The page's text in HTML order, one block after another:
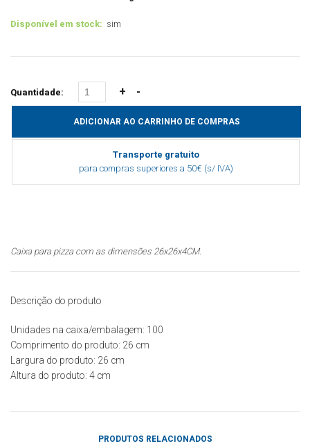
Disponível em stock: sim
Quantidade:
Transporte gratuito
para compras superiores a 50€ (s/ IVA)
Caixa para pizza com as dimensões 26x26x4CM.
Descrição do produto
Unidades na caixa/embalagem: 100
Comprimento do produto: 26 cm
Largura do produto: 26 cm
Altura do produto: 4cm
PRODUTOS RELACIONADOS